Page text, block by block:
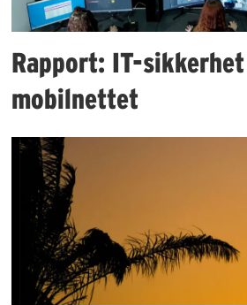
Rapport: IT-
mobilnettet